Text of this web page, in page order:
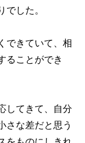
でした。
できていて、相
ることができ
してきて、自分
さな差だと思う